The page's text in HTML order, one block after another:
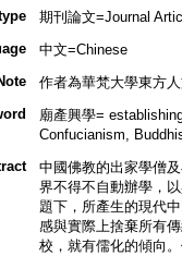
期刊論文=Journal
中文=Chinese
作者為華梵大學東方
廟產興學=
Confucianism,
中國佛教的出家學僧
界不得不自動辦學，
題下，所產生的現代
感與實際上捨棄所有
校，就有儒化的傾向